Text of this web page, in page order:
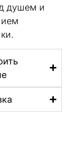
душем и